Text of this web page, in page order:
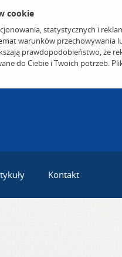
cookie
statystycznych i
warunków
prawdopodobieństwo, że
do Ciebie i Twoich potrzeb.
Kontakt